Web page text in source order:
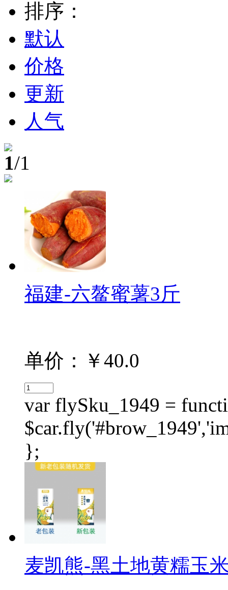
排序：
默认
价格
更新
人气
1/1
福建-六鳌蜜薯3斤
单价：￥40.0
var flySku_1949 =
};
麦凯熊-黑土地黄糯玉